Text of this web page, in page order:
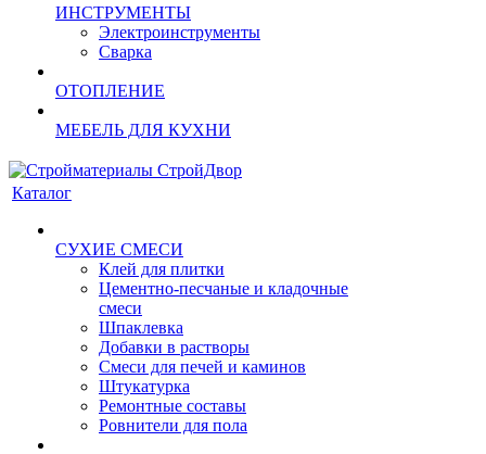
ИНСТРУМЕНТЫ
Электроинструменты
Сварка
ОТОПЛЕНИЕ
МЕБЕЛЬ ДЛЯ КУХНИ
Каталог
СУХИЕ СМЕСИ
Клей для плитки
Цементно-песчаные и кладочные
смеси
Шпаклевка
Добавки в растворы
Смеси для печей и каминов
Штукатурка
Ремонтные составы
Ровнители для пола